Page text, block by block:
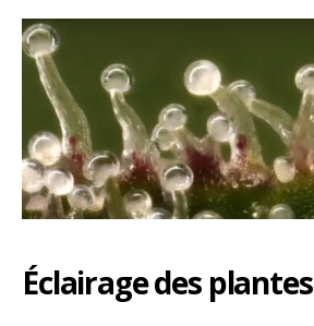
Éclairage des plantes